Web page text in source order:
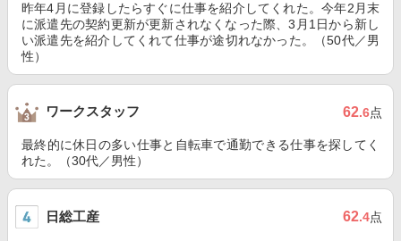
昨年4月に登録したらすぐに仕事を紹介してくれた。今年2月末
に派遣先の契約更新が更新されなくなった際、3月1日から新し
い派遣先を紹介してくれて仕事が途切れなかった。（50代／男
性）
ワークスタッフ 62.6点
最終的に休日の多い仕事と自転車で通勤できる仕事を探してく
れた。（30代／男性）
日総工産 62.4点